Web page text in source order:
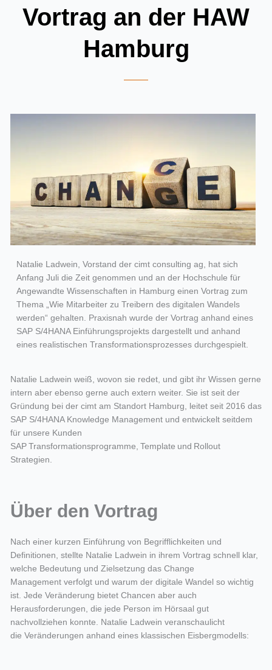
Vortrag an der HAW
Hamburg
Natalie Ladwein, Vorstand der cimt consulting ag, hat sich
Anfang Juli die Zeit genommen und an der Hochschule für
Angewandte Wissenschaften in Hamburg einen Vortrag zum
Thema „Wie Mitarbeiter zu Treibern des digitalen Wandels
werden“ gehalten. Praxisnah wurde der Vortrag anhand eines
SAP S/4HANA Einführungsprojekts dargestellt und anhand
eines realistischen Transformationsprozesses durchgespielt.
Natalie Ladwein weiß, wovon sie redet, und gibt ihr Wissen gerne
intern aber ebenso gerne auch extern weiter. Sie ist seit der
Gründung bei der cimt am Standort Hamburg, leitet seit 2016 das
SAP S/4HANA Knowledge Management und entwickelt seitdem
für unsere Kunden
SAP Transformationsprogramme, Template und Rollout
Strategien.
Über den Vortrag
Nach einer kurzen Einführung von Begrifflichkeiten und
Definitionen, stellte Natalie Ladwein in ihrem Vortrag schnell klar,
welche Bedeutung und Zielsetzung das Change
Managementverfolgtund warum der digitale Wandel so wichtig
ist. Jede Veränderung bietet Chancen aber auch
Herausforderungen, die jede Person im Hörsaal gut
nachvollziehen konnte. Natalie Ladwein veranschaulicht
die Veränderungen anhand eines klassischen Eisbergmodells: